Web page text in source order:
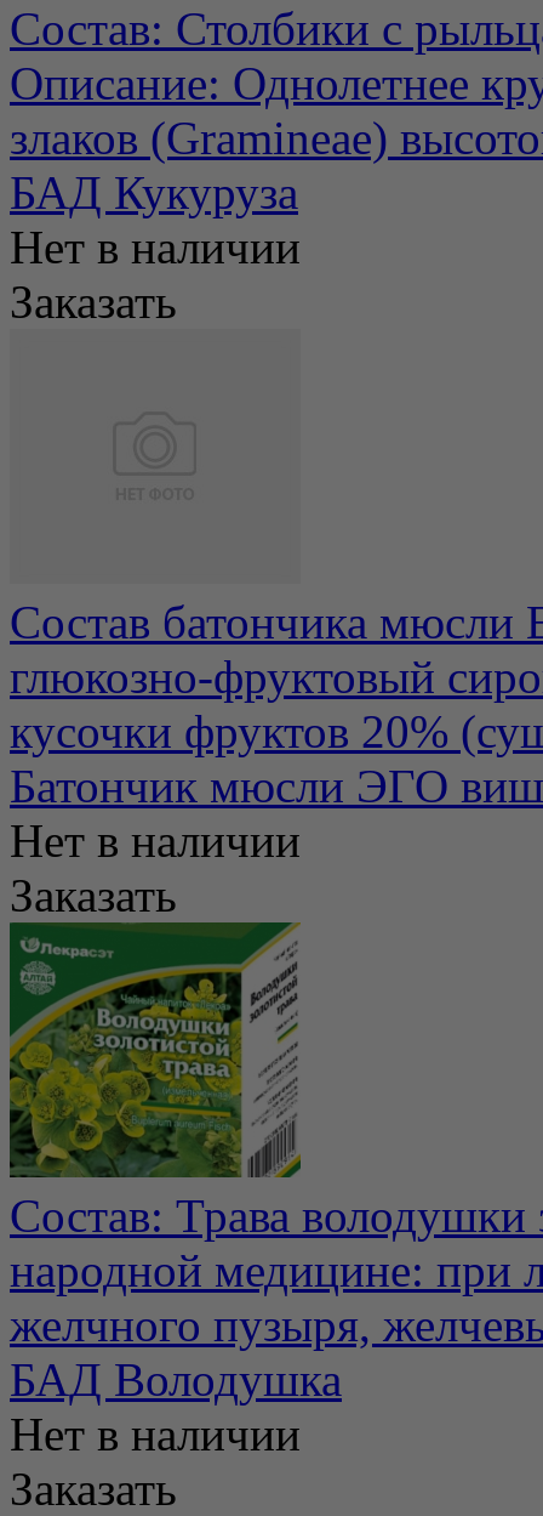
Состав: Столбики с
Описание: Однолетнее
злаков (Gramineae)
БАД Кукуруза
Нет в наличии
Заказать
Состав батончика мюсли
глюкозно-фруктовый
кусочки фруктов 20%
Батончик мюсли ЭГО
Нет в наличии
Заказать
Состав: Трава володушки
народной медицине: при
желчного пузыря,
БАД Володушка
Нет в наличии
Заказать